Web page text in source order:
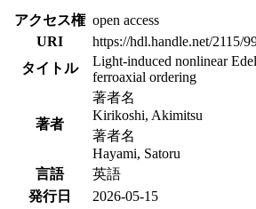
アクセス権 open access
URI
https://hdl.handle.net/2115/
タイトル
Light-induced nonlinear
ferroaxial ordering
著者
著者名
Kirikoshi, Akimitsu
著者名
Hayami, Satoru
言語
英語
発行日
2026-05-15